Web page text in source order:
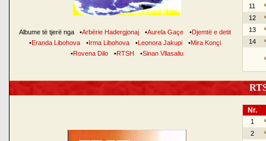
Albume të tjerë nga •Arbërie Hadergjonaj •Aurela Gaçe •Djemtë e detit
•Eranda Libohova •Irma Libohova •Leonora Jakupi •Mira Konçi
•Rovena Dilo •RTSH •Sinan Vllasaliu
11
12
13
14
Nr.
1
2